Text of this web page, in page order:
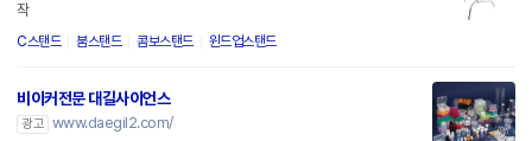
작
C스탠드 붐스탠드 콤보스탠드 윈드업스탠드
비이커전문 대길사이언스
광고 www.daegil2.com/